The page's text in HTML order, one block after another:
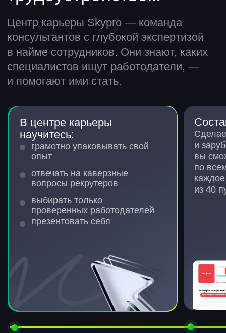
Учитесь навыкам у тех, кто
№ 1 по внедрению ИИ
в образование
Мы победили в этой номинации
на премии Edtechs Awards 2026.
Как проходит учеба